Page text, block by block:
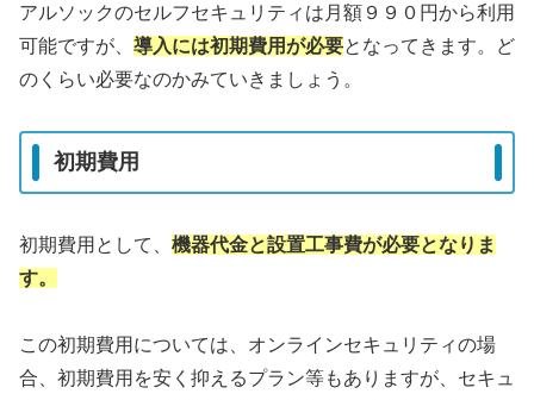
アルソックのセルフセキュリティは月額９９０円から利用
可能ですが、 導入には初期費用が必要となってきます。ど
のくらい必要なのかみていきましょう。
初期費用
初期費用として、 機器代金と設置工事費が必要となりま
す。
この初期費用については、オンラインセキュリティの場
合、初期費用を安く抑えるプラン等もありますが、セキュ